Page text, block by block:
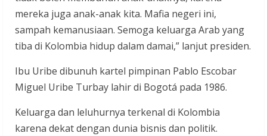
mereka juga anak-anak kita. Mafia negeri ini,
sampah kemanusiaan. Semoga keluarga Arab yang
tiba di Kolombia hidup dalam damai,” lanjut presiden.
Ibu Uribe dibunuh kartel pimpinan Pablo Escobar
Miguel Uribe Turbay lahir di Bogotá pada 1986.
Keluarga dan leluhurnya terkenal di Kolombia
karena dekat dengan dunia bisnis dan politik.